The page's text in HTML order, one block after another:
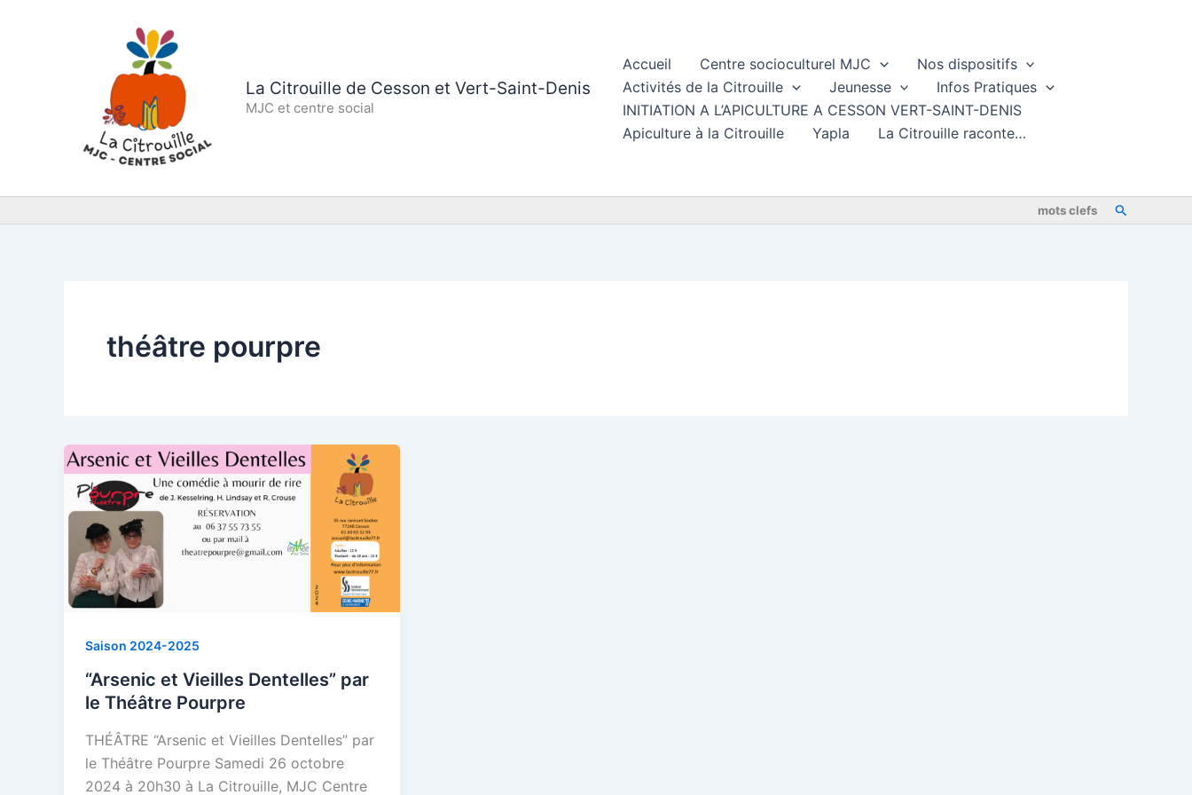
La Citrouille de Cesson et Vert-Saint-Denis
MJC et centre social
Accueil Centre socioculturel MJC
Nos dispositifs
Activités de la Citrouille
Jeunesse
Infos Pratiques
INITIATION A L’APICULTURE A CESSON VERT-SAINT-DENIS
Apiculture à la Citrouille
Yapla La Citrouille raconte…
mots clefs Rechercher
théâtre pourpre
Saison 2024-2025
“Arsenic et Vieilles Dentelles” par
le Théâtre Pourpre
THÉÂTRE “Arsenic et Vieilles Dentelles” par
le Théâtre Pourpre Samedi 26 octobre
2024 à 20h30 à La Citrouille, MJC Centre